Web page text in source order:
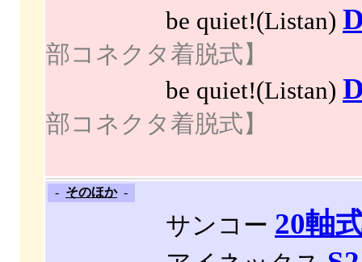
be quiet!(Listan)
部コネクタ着脱式】
be quiet!(Listan)
部コネクタ着脱式】
- そのほか-
サンコー 20軸